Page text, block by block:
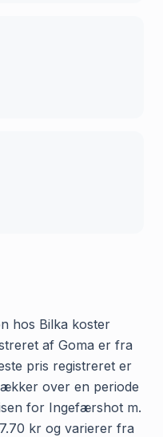
hos Bilka koster
af Goma er fra
pris registreret er
over en periode
for Ingefærshot m.
kr og varierer fra